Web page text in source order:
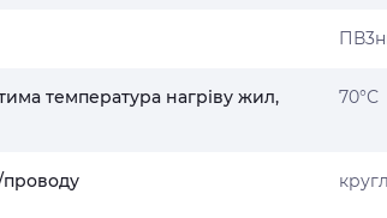
температура нагріву жил,
70°С